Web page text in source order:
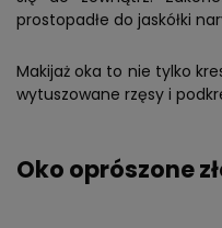
prostopadłe do jaskółki
Makijaż oka to nie tylko
wytuszowane rzęsy i
Oko oprószone